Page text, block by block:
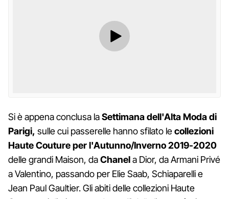
Si è appena conclusa laSettimana dell'Alta Moda di
Parigi, sulle cui passerelle hanno sfilato lecollezioni
Haute Couture per l'Autunno/Inverno 2019-2020
delle grandi Maison, daChanela Dior, da Armani Privé
a Valentino, passando per Elie Saab, Schiaparelli e
Jean Paul Gaultier. Gli abiti delle collezioni Haute